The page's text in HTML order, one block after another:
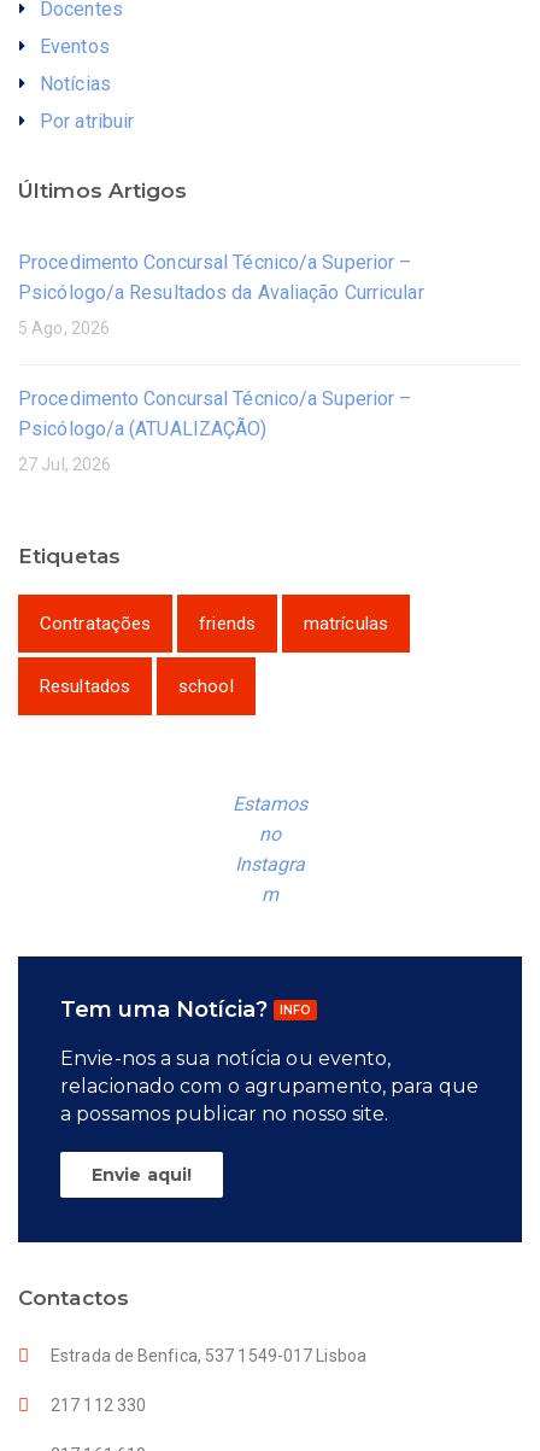
Docentes
Eventos
Notícias
Por atribuir
Últimos Artigos
Procedimento Concursal Técnico/a Superior –
Psicólogo/a Resultados da Avaliação Curricular
5 Ago, 2026
Procedimento Concursal Técnico/a Superior –
Psicólogo/a (ATUALIZAÇÃO)
27 Jul, 2026
Etiquetas
Contratações friends matrículas
Resultados school
Estamos
no
Instagra
m
Tem uma Notícia? INFO
Envie-nos a sua notícia ou evento,
relacionado com o agrupamento, para que
a possamos publicar no nosso site.
Envie aqui!
Contactos
Estrada de Benfica, 537 1549-017 Lisboa
217 112 330